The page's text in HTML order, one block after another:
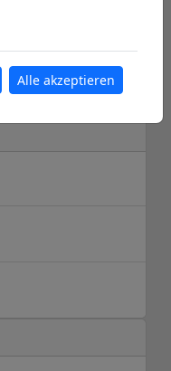
Alle akzeptieren